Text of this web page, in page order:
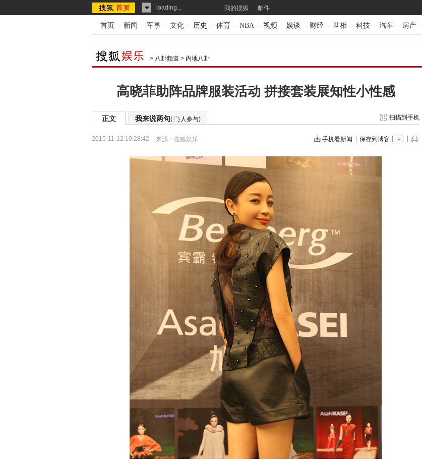
loading... 我的搜狐 邮件
首页 - 新闻 - 军事 - 文化 - 历史 - 体育 - NBA - 视频 - 娱谈 - 财经 - 世相 - 科技 - 汽车 - 房产 -
> 八卦频道 > 内地八卦
高晓菲助阵品牌服装活动 拼接套装展知性小性感
正文 我来说两句( 人参与) 扫描到手机
2015-11-12 10:28:42 来源： 搜狐娱乐 手机看新闻 保存到博客
动物系恋人啊 | 钟欣潼体验爱情哲学 南方有乔木 | “科创CP”渐入佳境